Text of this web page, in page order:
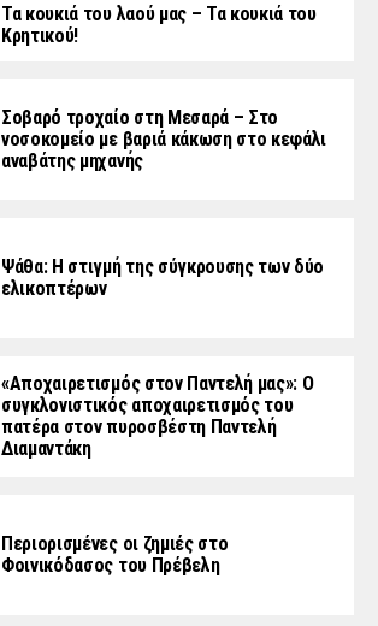
Τα κουκιά του λαού μας – Τα κουκιά του
Κρητικού!
Σοβαρό τροχαίο στη Μεσαρά – Στο
νοσοκομείο με βαριά κάκωση στο κεφάλι
αναβάτης μηχανής
Ψάθα: Η στιγμή της σύγκρουσης των δύο
ελικοπτέρων
«Aποχαιρετισμός στον Παντελή μας»: Ο
συγκλονιστικός αποχαιρετισμός του
πατέρα στον πυροσβέστη Παντελή
Διαμαντάκη
Περιορισμένες οι ζημιές στο
Φοινικόδασος του Πρέβελη